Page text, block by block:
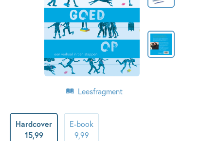
Leesfragment
Hardcover
15,99
E-book
9,99